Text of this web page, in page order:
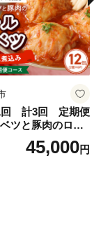
回 計3回 定期便
ツと豚肉のロー
（6P入り）
45,000円